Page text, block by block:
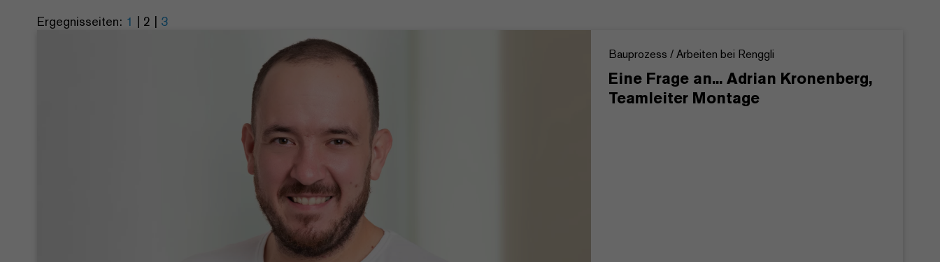
Ergegnisseiten: 1 | 2 | 3
Bauprozess / Arbeiten bei Renggli
Eine Frage an... Adrian Kronenberg,
Teamleiter Montage